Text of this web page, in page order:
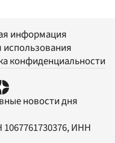
информация
использования
конфиденциальности
новости дня
ИНН